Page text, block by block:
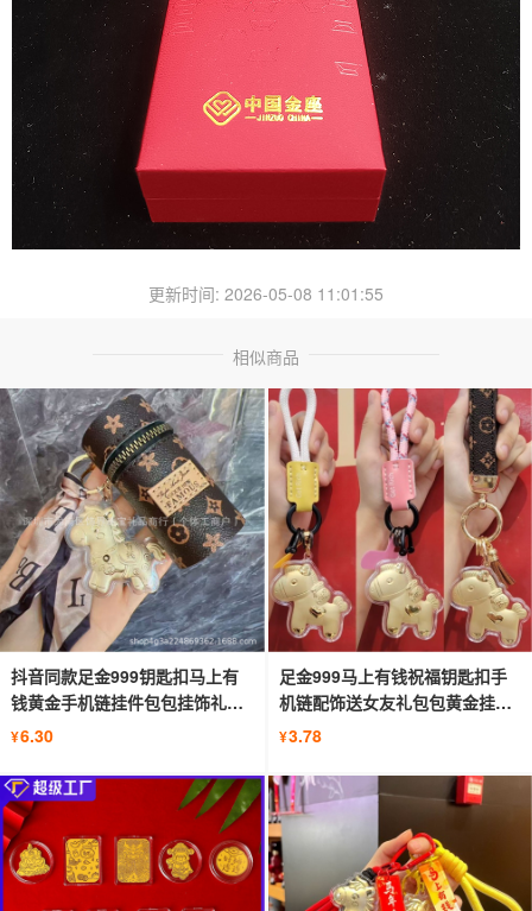
更新时间: 2026-05-08 11:01:55
相似商品
抖音同款足金999钥匙扣马上有
钱黄金手机链挂件包包挂饰礼品
批发
¥6.30
足金999马上有钱祝福钥匙扣手
机链配饰送女友礼包包黄金挂件
批发
¥3.78